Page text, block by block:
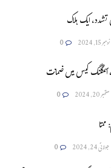
ایک ہلاک
نومبر 15, 2024 0
اسمگلنگ کیس میں ضمانت
ستمبر 20, 2024 0
جولائی 24, 2024 0